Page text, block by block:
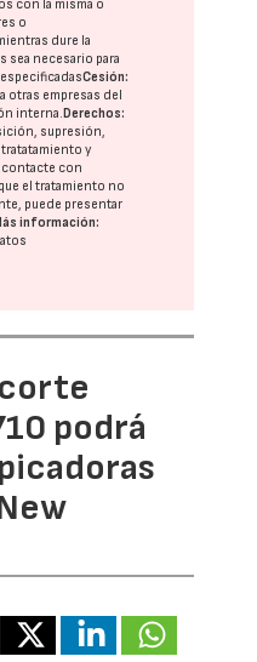
con la misma o
o
dure la
sea necesario para
Cesión:
otras empresas del
interna.Derechos:
supresión,
y
contacte con
el tratamiento no
puede presentar
información:
podrá